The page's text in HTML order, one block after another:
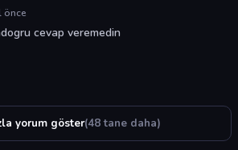
önce
cevap veremedin
yorum göster(48 tane daha)